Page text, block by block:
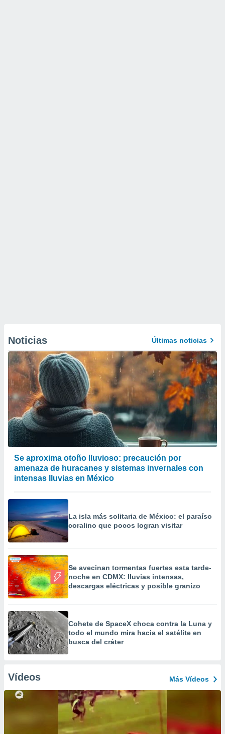
Noticias Últimas noticias
Se aproxima otoño lluvioso: precaución por
amenaza de huracanes y sistemas invernales con
intensas lluvias en México
La isla más solitaria de México: el paraíso
coralino que pocos logran visitar
Se avecinan tormentas fuertes esta tarde-
noche en CDMX: lluvias intensas,
descargas eléctricas y posible granizo
Cohete de SpaceX choca contra la Luna y
todo el mundo mira hacia el satélite en
busca del cráter
Vídeos Más Vídeos